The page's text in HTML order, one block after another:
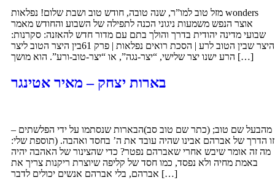
מזל טוב למו”ר, שנה טובה, חודש טוב ושבת שלום! נפלאות wonders
אוצר הנפש משמעות ניגוני הכנה לתפילה של השבוע והחודש מאמר
שבועי מדינה יהודית בדרך והולך בתם עם מדור חדש להאזנה: סקרנות:
היצר שבין הטוב לרע | הסכת רואים נפלאות | פרק 61בין היצר הטוב ליצר
הרע ישנו יצר שלישי, “יצר-נגה”, או “יצר-טוב-ורע”. הוא מושך […]
בארות יצחק – מאיר אטינגר
מהבעל שם טוב; (כתר שם טוב סב)הבארות שנסתמו על ידי הפלשתים –
זו הדרך של אברהם אבינו שהיה עובד את ה’ בחסד ואהבה. (תוספת שלי:
מה זה אומר שיבש אחרי שאברהם נפטר? כדי שהצינור של האהבה יהיה
באמת מחיה ולא נפסד, כמו חסד של קליפה שיוצרת ריקנות צריך את
אברהם, בלי אברהם אנשים יכולים לדבר […]